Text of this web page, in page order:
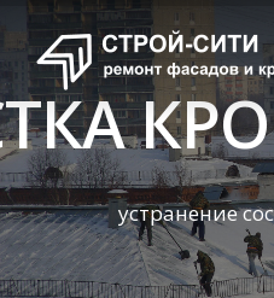
Skip to content
устранение